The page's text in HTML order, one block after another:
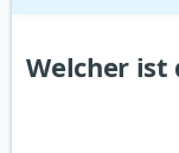
Welcher ist